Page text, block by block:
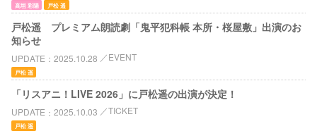
高垣 彩陽 戸松 遥
戸松遥 プレミアム朗読劇「鬼平犯科帳 本所・桜屋敷」出演のお
知らせ
UPDATE 2025.10.28 EVENT
戸松 遥
「リスアニ！LIVE 2026」に戸松遥の出演が決定！
UPDATE 2025.10.03 TICKET
戸松 遥